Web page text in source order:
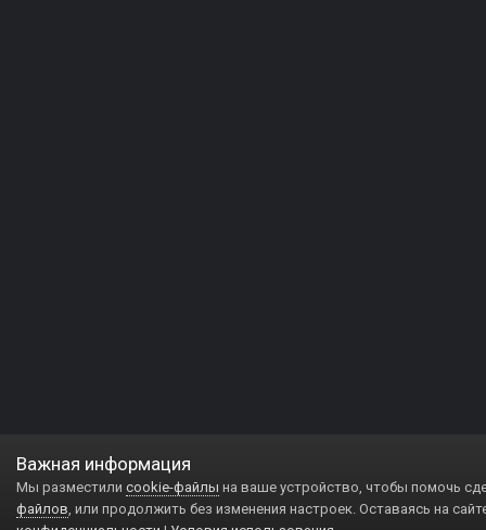
Важная информация
Мы разместили cookie-файлы на ваше устройство, чтобы помочь
файлов, или продолжить без изменения настроек. Оставаясь на